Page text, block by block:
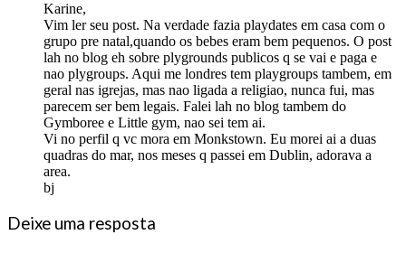
Karine,
Vim ler seu post. Na verdade fazia playdates em casa com o
grupo pre natal,quando os bebes eram bem pequenos. O post
lah no blog eh sobre plygrounds publicos q se vai e paga e
nao plygroups. Aqui me londres tem playgroups tambem, em
geral nas igrejas, mas nao ligada a religiao, nunca fui, mas
parecem ser bem legais. Falei lah no blog tambem do
Gymboree e Little gym, nao sei tem ai.
Vi no perfil q vc mora em Monkstown. Eu morei ai a duas
quadras do mar, nos meses q passei em Dublin, adorava a
area.
bj
Deixe uma resposta